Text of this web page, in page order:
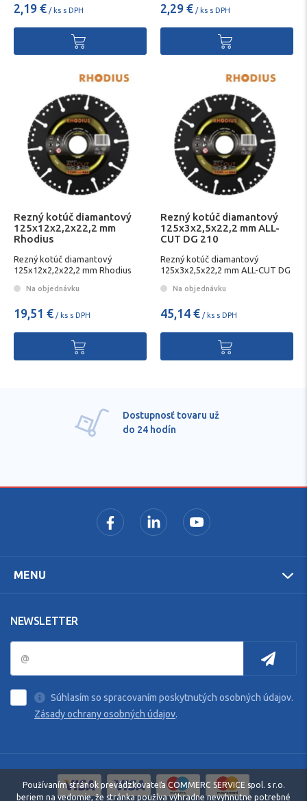
2,19 € / ks s DPH 2,29 € / ks s DPH
Rezný kotúč diamantový
125x12x2,2x22,2 mm
Rhodius
Rezný kotúč diamantový
125x12x2,2x22,2 mm Rhodius
Na objednávku
19,51 € / ks s DPH
Rezný kotúč diamantový
125x3x2,5x22,2 mm ALL-
CUT DG 210
Rezný kotúč diamantový
125x3x2,5x22,2 mm ALL-CUT DG
Na objednávku
45,14 € / ks s DPH
Pre každú položku
MENU
NEWSLETTER
Súhlasím so spracovaním poskytnutých osobných údajov.
Zásady ochrany osobných údajov.
Používaním stránok prevádzkovateľa COMMERC SERVICE spol. s r.o.
beriem na vedomie, že stránka používa výhradne nevyhnutne potrebné